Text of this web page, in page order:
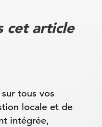
cet article
tous vos
locale et de
intégrée,